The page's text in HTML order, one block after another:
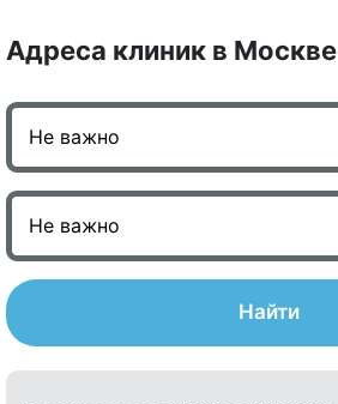
Адреса клиник в Москве
Найти